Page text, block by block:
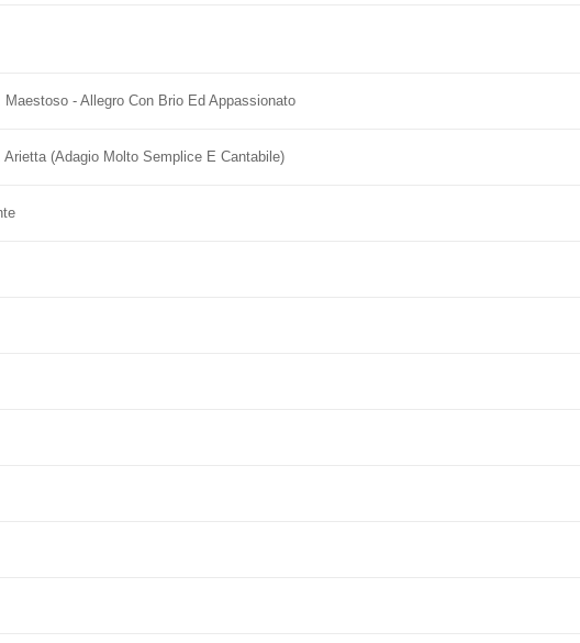
- Allegro Con Brio Ed Appassionato
(Adagio Molto Semplice E Cantabile)